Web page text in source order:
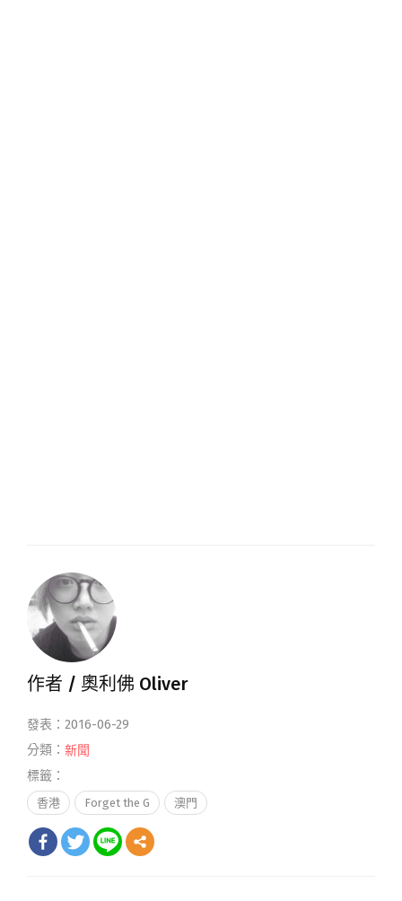
作者 / 奧利佛 Oliver
發表：2016-06-29
分類： 新聞
標籤：
香港 Forget the G 澳門